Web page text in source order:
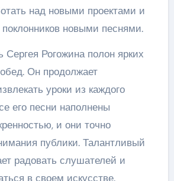
над новыми проектами и
новыми песнями.
Сергея Рогожина полон ярких
Он продолжает
уроки из каждого
его песни наполнены
и они точно
публики. Талантливый
радовать слушателей и
в своем искусстве.